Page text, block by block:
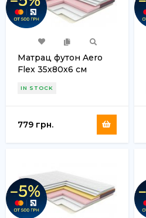
Матрац футон Aero
Flex 35х80х6 см
IN STOCK
779 грн.